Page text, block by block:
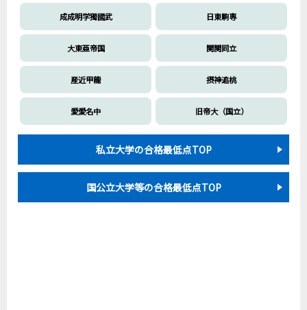
成成明学獨國武 日東駒専
大東亜帝国 関関同立
産近甲龍 摂神追桃
愛愛名中 旧帝大（国立）
私立大学の合格最低点TOP
国公立大学等の合格最低点TOP